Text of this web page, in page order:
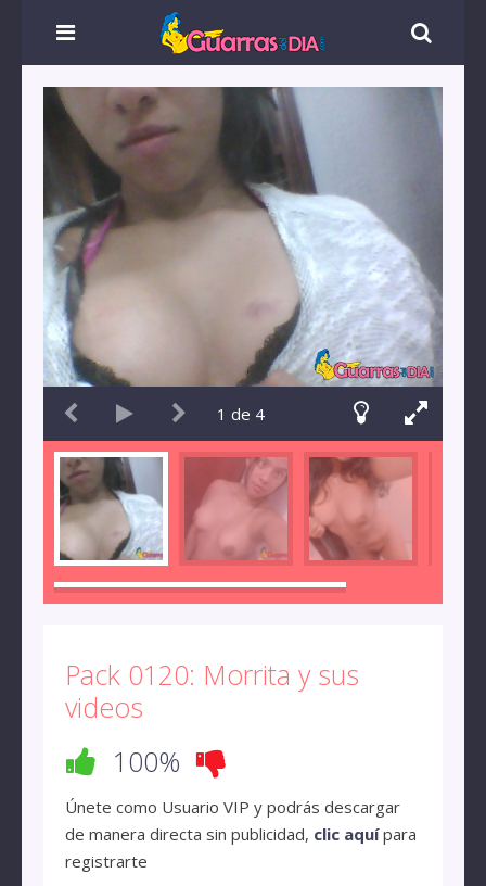
1 de 4
Pack 0120: Morrita y sus
videos
100%
Únete como Usuario VIP y podrás descargar
de manera directa sin publicidad, clic aquípara
registrarte